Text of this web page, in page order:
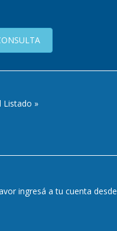
Listado »
ingresá a tu cuenta desde